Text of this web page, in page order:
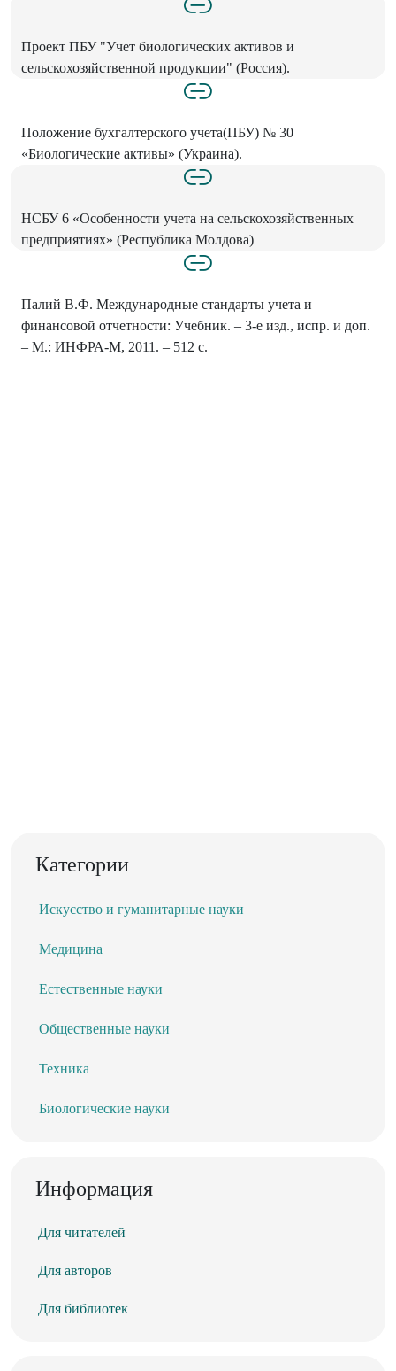
Проект ПБУ "Учет биологических активов и
сельскохозяйственной продукции" (Россия).
Положение бухгалтерского учета(ПБУ) № 30
«Биологические активы» (Украина).
НСБУ 6 «Особенности учета на сельскохозяйственных
предприятиях» (Республика Молдова)
Палий В.Ф. Международные стандарты учета и
финансовой отчетности: Учебник. – 3-е изд., испр. и доп.
– М.: ИНФРА-М, 2011. – 512 с.
Категории
Искусство и гуманитарные науки
Медицина
Естественные науки
Общественные науки
Техника
Биологические науки
Информация
Для читателей
Для авторов
Для библиотек